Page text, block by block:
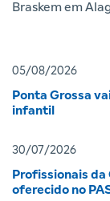
Braskem em
05/08/2026
Ponta Grossa
infantil
30/07/2026
Profissionais
oferecido no